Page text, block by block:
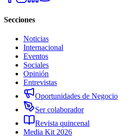
Secciones
Noticias
Internacional
Eventos
Sociales
Opinión
Entrevistas
Oportunidades de Negocio
Ser colaborador
Revista quincenal
Media Kit 2026